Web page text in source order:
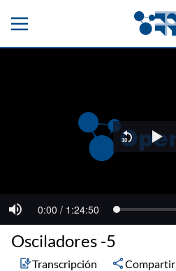
Osciladores -5
Transcripción Compartir